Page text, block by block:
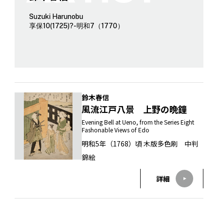
Suzuki Harunobu
享保10(1725)?-明和7（1770）
鈴木春信
風流江戸八景 上野の晩鐘
Evening Bell at Ueno, from the Series Eight
Fashonable Views of Edo
明和5年（1768）頃 木版多色刷 中判
錦絵
詳細